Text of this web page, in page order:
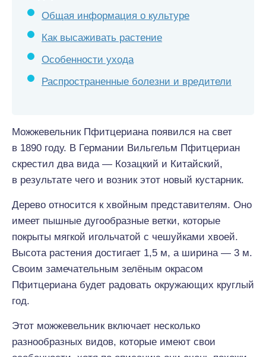
Общая информация о культуре
Как высаживать растение
Особенности ухода
Распространенные болезни и вредители
Можжевельник Пфитцериана появился на свет
в 1890 году. В Германии Вильгельм Пфитцериан
скрестил два вида — Козацкий и Китайский,
в результате чего и возник этот новый кустарник.
Дерево относится к хвойным представителям. Оно
имеет пышные дугообразные ветки, которые
покрыты мягкой игольчатой с чешуйками хвоей.
Высота растения достигает 1,5 м, а ширина — 3 м.
Своим замечательным зелёным окрасом
Пфитцериана будет радовать окружающих круглый
год.
Этот можжевельник включает несколько
разнообразных видов, которые имеют свои